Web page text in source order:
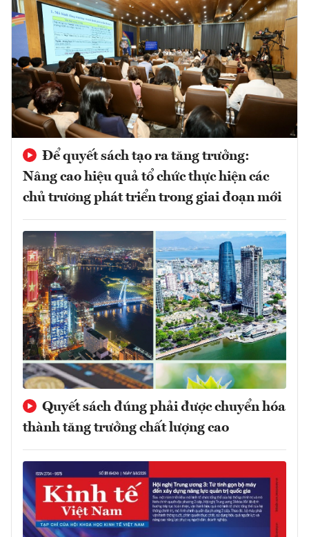
Để quyết sách tạo ra tăng trưởng:
Nâng cao hiệu quả tổ chức thực hiện các
chủ trương phát triển trong giai đoạn mới
Quyết sách đúng phải được chuyển hóa
thành tăng trưởng chất lượng cao